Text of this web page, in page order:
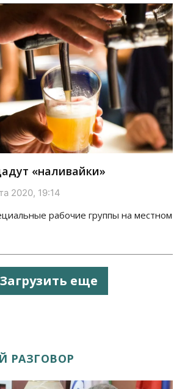
«наливайки»
2020, 19:14
рабочие группы на местном
Загрузить еще
РАЗГОВОР